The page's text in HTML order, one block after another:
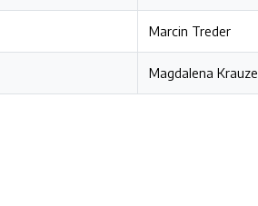
Marcin Treder
Magdalena Krauze